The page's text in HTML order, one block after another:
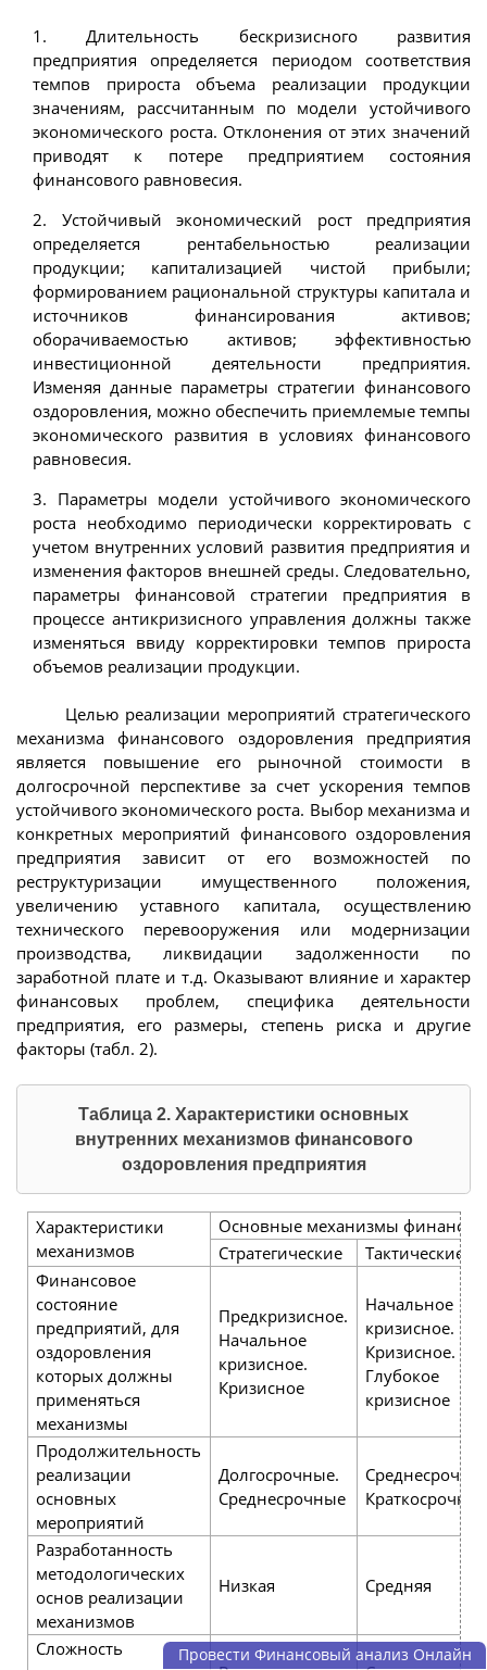
1. Длительность бескризисного развития
предприятия определяется периодом соответствия
темпов прироста объема реализации продукции
значениям, рассчитанным по модели устойчивого
экономического роста. Отклонения от этих значений
приводят к потере предприятием состояния
финансового равновесия.
2. Устойчивый экономический рост предприятия
определяется рентабельностью реализации
продукции; капитализацией чистой прибыли;
формированием рациональной структуры капитала и
источников финансирования активов;
оборачиваемостью активов; эффективностью
инвестиционной деятельности предприятия.
Изменяя данные параметры стратегии финансового
оздоровления, можно обеспечить приемлемые темпы
экономического развития в условиях финансового
равновесия.
3. Параметры модели устойчивого экономического
роста необходимо периодически корректировать с
учетом внутренних условий развития предприятия и
изменения факторов внешней среды. Следовательно,
параметры финансовой стратегии предприятия в
процессе антикризисного управления должны также
изменяться ввиду корректировки темпов прироста
объемов реализации продукции.
Целью реализации мероприятий стратегического
механизма финансового оздоровления предприятия
является повышение его рыночной стоимости в
долгосрочной перспективе за счет ускорения темпов
устойчивого экономического роста. Выбор механизма и
конкретных мероприятий финансового оздоровления
предприятия зависит от его возможностей по
реструктуризации имущественного положения,
увеличению уставного капитала, осуществлению
технического перевооружения или модернизации
производства, ликвидации задолженности по
заработной плате и т.д. Оказывают влияние и характер
финансовых проблем, специфика деятельности
предприятия, его размеры, степень риска и другие
факторы (табл. 2).
Таблица 2. Характеристики основных
внутренних механизмов финансового
оздоровления предприятия
Характеристики
механизмов
Основные механизмы
Стратегические
Тактические
Финансовое
состояние
предприятий, для
оздоровления
которых должны
применяться
механизмы
Предкризисное.
Начальное
кризисное.
Кризисное
Начальное
кризисное.
Кризисное.
Глубокое
кризисное
Продолжительность
реализации
основных
мероприятий
Долгосрочные.
Среднесрочные
Разработанность
методологических
основ реализации
механизмов
Низкая Средняя
Сложность
Провести Финансовый анализ Онлайн